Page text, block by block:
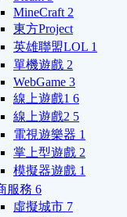
MineCraft 2
東方Project
英雄聯盟LOL 1
單機遊戲 2
WebGame 3
線上遊戲1 6
線上遊戲2 5
電視遊樂器 1
掌上型遊戲 2
模擬器遊戲 1
服務 6
虛擬城市 7